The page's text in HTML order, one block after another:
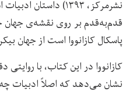
نشرمرکز، ۱۳۹۳)
قدم‌به‌قدم بر روی نقشه‌‌ی جهان
پاسکال کازانووا است از جهان
کازانووا در این کتاب، با
نشان می‌‌دهد که اصلاً ادبیات